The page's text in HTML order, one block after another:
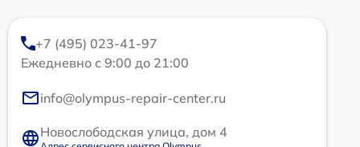
+7 (495) 023-41-97
Ежедневно с 9:00 до 21:00
info@olympus-repair-center.ru
Новослободская улица, дом 4